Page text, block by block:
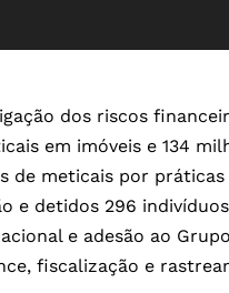
dos riscos
em imóveis e 134
de meticais por
e detidos 296
e adesão ao
fiscalização e